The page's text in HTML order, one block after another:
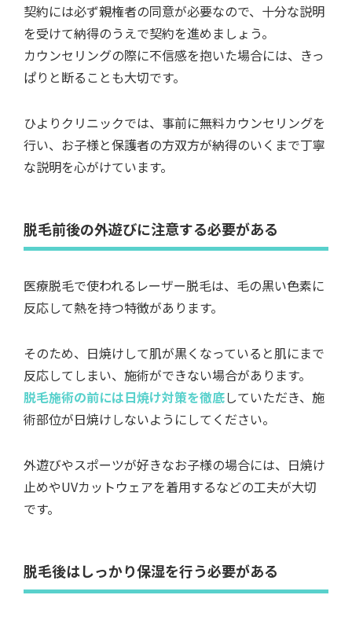
契約には必ず親権者の同意が必要なので、十分な説明
を受けて納得のうえで契約を進めましょう。
カウンセリングの際に不信感を抱いた場合には、きっ
ぱりと断ることも大切です。
ひよりクリニックでは、事前に無料カウンセリングを
行い、お子様と保護者の方双方が納得のいくまで丁寧
な説明を心がけています。
脱毛前後の外遊びに注意する必要がある
医療脱毛で使われるレーザー脱毛は、毛の黒い色素に
反応して熱を持つ特徴があります。
そのため、日焼けして肌が黒くなっていると肌にまで
反応してしまい、施術ができない場合があります。
脱毛施術の前には日焼け対策を徹底していただき、施
術部位が日焼けしないようにしてください。
外遊びやスポーツが好きなお子様の場合には、日焼け
止めやUVカットウェアを着用するなどの工夫が大切
です。
脱毛後はしっかり保湿を行う必要がある